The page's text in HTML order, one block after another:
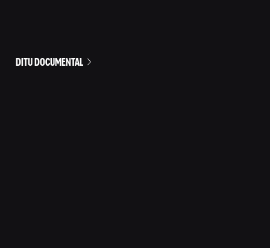
DITU DOCUMENTAL